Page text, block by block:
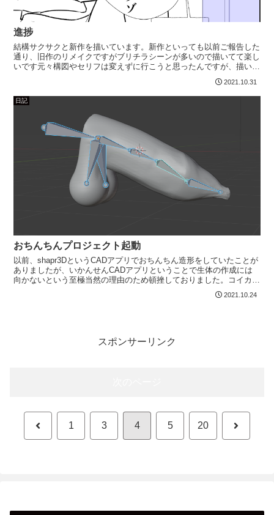
進捗
結構サクサクと新作を描いています。新作といっても以前ご報告した
通り、旧作のリメイクですがブリチラシーンが多いので描いてて楽し
いです元々構図やセリフは変えずに行こうと思ったんですが、描いて
るうちに手直ししたい場所が出てきたので少し変えています...
2021.10.31
日記
おちんちんプロジェクト起動
以前、shapr3DというCADアプリでおちんちん造形をしていたことが
ありましたが、いかんせんCADアプリということで生体の作成には
向かないという至極当然の理由のため頓挫しておりました。コイカツ
2021.10.24
スポンサーリンク
前 1 3 4 5 20 次